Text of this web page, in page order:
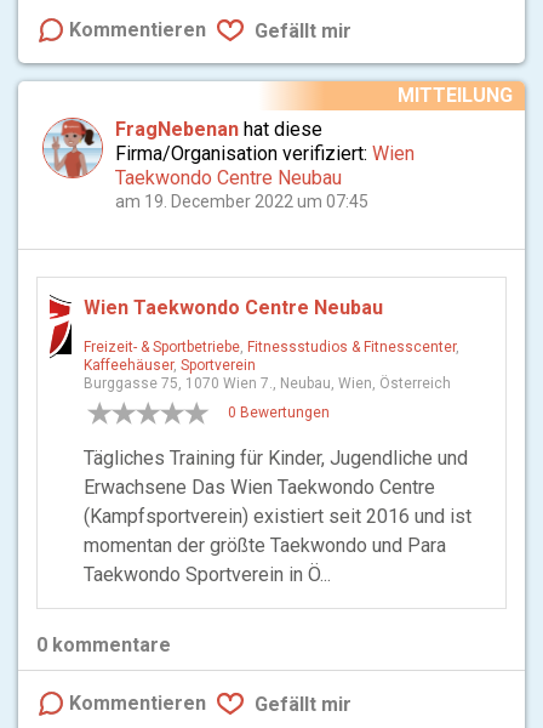
Kommentieren Gefällt mir
MITTEILUNG
FragNebenan hat diese
Firma/Organisation verifiziert: Wien
Taekwondo Centre Neubau
am 19. December 2022 um 07:45
Wien Taekwondo Centre Neubau
Freizeit- & Sportbetriebe, Fitnessstudios & Fitnesscenter,
Kaffeehäuser,Sportverein
Burggasse 75, 1070 Wien 7., Neubau, Wien, Österreich
0 Bewertungen
Tägliches Training für Kinder, Jugendliche und
Erwachsene Das Wien Taekwondo Centre
(Kampfsportverein) existiert seit 2016 und ist
momentan der größte Taekwondo und Para
Taekwondo Sportverein in Ö...
0 kommentare
Kommentieren Gefällt mir